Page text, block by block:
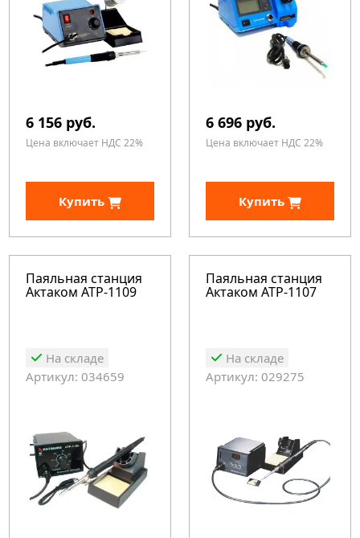
6 156 руб.
Цена включает НДС 22%
Купить
6 696 руб.
Цена включает НДС 22%
Купить
Паяльная станция
Актаком АТР-1109
На складе
Артикул: 034659
Паяльная станция
Актаком АТР-1107
На складе
Артикул: 029275